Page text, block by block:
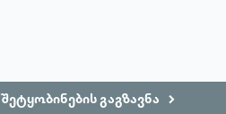
შეტყობინების გაგზავნა